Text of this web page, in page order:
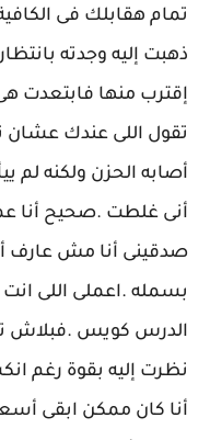
تمام هقابلك فى
ذهبت إليه وجدته
إقترب منها فابتعدت
تقول اللى عندك عشان
أصابه الحزن ولكنه لم
أنى غلطت .صحيح أنا
صدقينى أنا مش عارف
بسمله .اعملى اللى
الدرس كويس .فبلاش
نظرت إليه بقوة رغم
أنا كان ممكن ابقى